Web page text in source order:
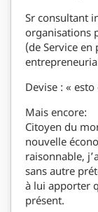
Sr consultant
organisations
(de Service
Devise : «
Mais encore:
Citoyen du
nouvelle
raisonnable,
sans autre
à lui apporter
présent.